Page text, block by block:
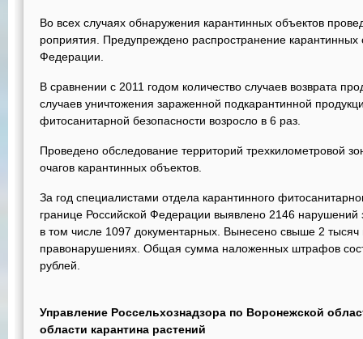
Во всех слу­чаях обнаружения карантинных объектов
роприятия. Предупреждено распространение карантинных
Федерации.
В сравнении с 2011 годом количество случаев возврата
случаев уничтожения зараженной подкарантинной
фитосанитарной безопасности возросло в 6 раз.
Проведено обследование территорий трехкилометровой
очагов карантинных объектов.
За год специалистами отдела карантинного
границе Российской Федерации выявлено 2146 нарушений
в том числе 1097 документарных. Вынесено свыше 2
правонарушениях. Общая сумма наложенных штрафов
рублей.
Управление Россельхознадзора по Воронежской
области карантина растений